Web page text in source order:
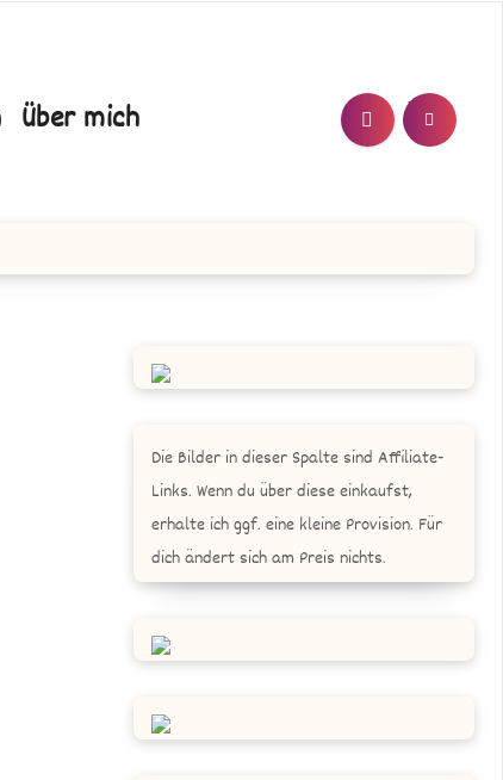
Über mich T/N
Die Bilder in dieser Spalte sind Affiliate-
Links. Wenn du über diese einkaufst,
erhalte ich ggf. eine kleine Provision. Für
dich ändert sich am Preis nichts.